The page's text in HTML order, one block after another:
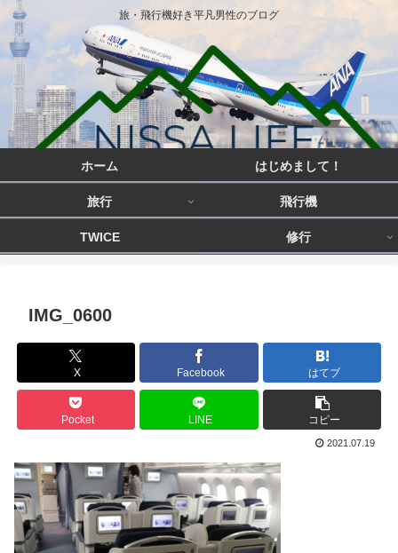
旅・飛行機好き平凡男性のブログ
ホーム はじめまして！
旅行 飛行機
TWICE 修行
IMG_0600
X Facebook はてブ
Pocket LINE コピー
2021.07.19